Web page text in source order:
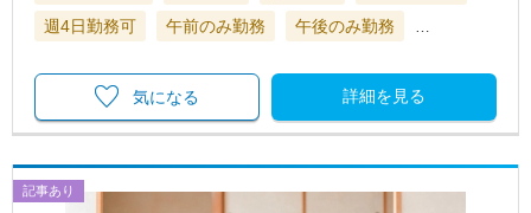
週4日勤務可
午前のみ勤務 午後のみ勤務
詳細を見る
気になる
記事あり